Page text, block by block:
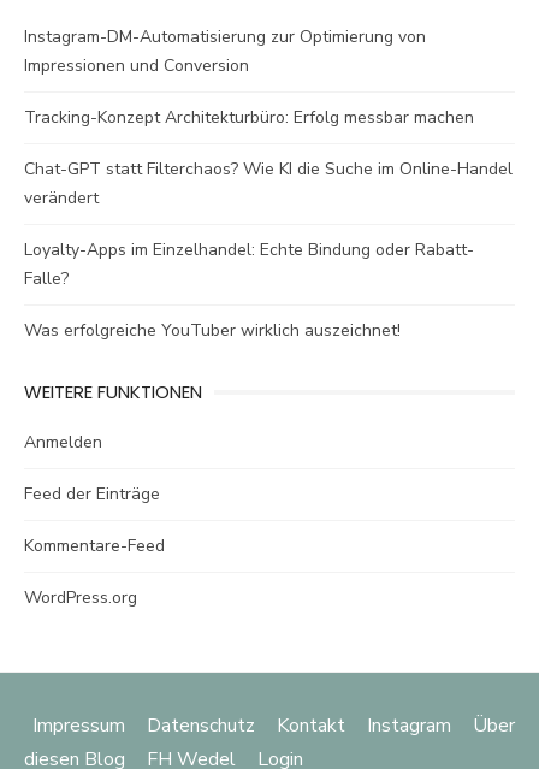
Instagram-DM-Automatisierung zur Optimierung von
Impressionen und Conversion
Tracking-Konzept Architekturbüro: Erfolg messbar machen
Chat-GPT statt Filterchaos? Wie KI die Suche im Online-Handel
verändert
Loyalty-Apps im Einzelhandel: Echte Bindung oder Rabatt-
Falle?
Was erfolgreiche YouTuber wirklich auszeichnet!
WEITERE FUNKTIONEN
Anmelden
Feed der Einträge
Kommentare-Feed
WordPress.org
Impressum Datenschutz Kontakt Instagram
Über
diesen Blog
FH Wedel Login